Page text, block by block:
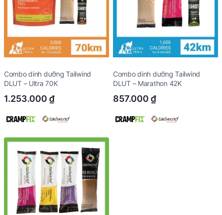
Combo dinh dưỡng Tailwind
DLUT – Ultra 70K
1.253.000 ₫
Combo dinh dưỡng Tailwind
DLUT – Marathon 42K
857.000 ₫